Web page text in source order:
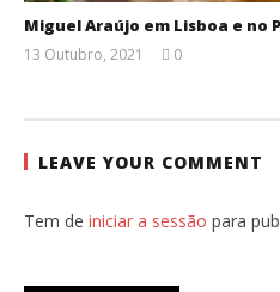
Miguel Araújo em Lisboa e no
13 Outubro, 2021
0
LEAVE YOUR COMMENT
Tem de iniciar a sessão para